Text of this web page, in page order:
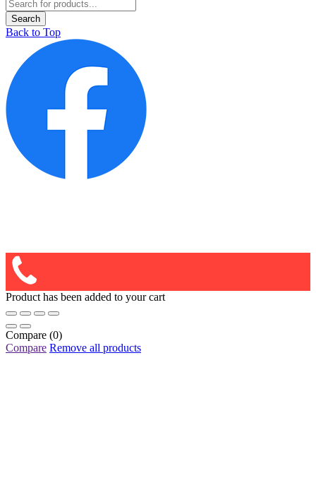
Back to Top
Product has been added to your cart
Compare (0)
Compare Remove all products